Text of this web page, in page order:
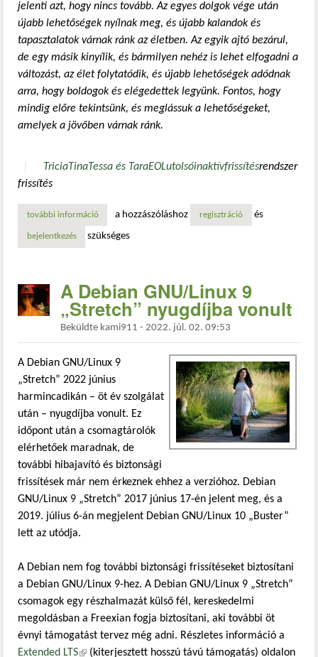
jelenti azt, hogy nincs tovább. Az egyes dolgok vége után
újabb lehetőségek nyílnak meg, és újabb kalandok és
tapasztalatok várnak ránk az életben. Az egyik ajtó bezárul,
de egy másik kinyílik, és bármilyen nehéz is lehet elfogadni a
változást, az élet folytatódik, és újabb lehetőségek adódnak
arra, hogy boldogok és elégedettek legyünk. Fontos, hogy
mindig előre tekintsünk, és meglássuk a lehetőségeket,
amelyek a jövőben várnak ránk.
TriciaTinaTessa és TaraEOLutolsóinaktívfrissítésrendszer
frissítés
további információhelló lányok! tricia, tina, tessa és tara tartalommal
a hozzászóláshoz regisztráció és
bejelentkezés szükséges
A Debian GNU/Linux 9
„Stretch” nyugdíjba vonult
Beküldte kami911 - 2022. júl. 02. 09:53
A Debian GNU/Linux 9
„Stretch” 2022 június
harmincadikán – öt év szolgálat
után – nyugdíjba vonult. Ez
időpont után a csomagtárolók
elérhetőek maradnak, de
további hibajavító és biztonsági
frissítések már nem érkeznek ehhez a verzióhoz. Debian
GNU/Linux 9 „Stretch” 2017 június 17-én jelent meg, és a
2019. július 6-án megjelent Debian GNU/Linux 10 „Buster”
lett az utódja.
A Debian nem fog további biztonsági frissítéseket biztosítani
a Debian GNU/Linux 9-hez. A Debian GNU/Linux 9 „Stretch”
csomagok egy részhalmazát külső fél, kereskedelmi
megoldásban a Freexian fogja biztosítani, aki további öt
évnyi támogatást tervez még adni. Részletes információ a
Extended LTS(külső hivatkozás)
(kiterjesztett hosszú távú támogatás) oldalon